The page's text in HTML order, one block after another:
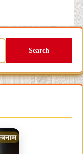
Search